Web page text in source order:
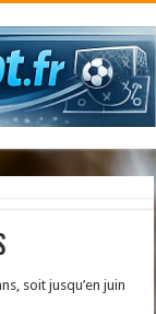
soit jusqu’en juin